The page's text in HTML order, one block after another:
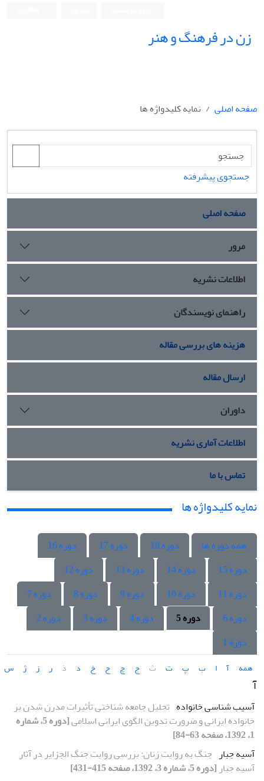
زن در فرهنگ و هنر
صفحه اصلی نمایه کلیدواژه ها
جستجوی پیشرفته
صفحه اصلی
مرور
اطلاعات نشریه
راهنمای نویسندگان
هزینه های بررسی مقاله
ارسال مقاله
داوران
اطلاعات آماری نشریه
تماس با ما
نمایه کلیدواژه ها
همه دوره ها دوره 18 دوره 17
دوره 16
دوره 15
دوره 14 دوره 13
دوره 12
دوره 11
دوره 10 دوره 9 دوره 8
دوره 7
دوره 6
دوره 5 دوره 4 دوره 3
دوره 2
دوره 1
همه آ ا ب پ ت ث ج چ ح خ د ذ ر ز ژ س
آ
آسیب شناسی خانواده تحلیل جامعه شناختی تأثیرات مدرن شدن بر
خانواده ایرانی و ضرورت تدوین الگوی ایرانی اسلامی
[دوره 5، شماره
1، 1392، صفحه 63-84]
آسیه جبار جنگ به روایت زنان: بررسی روایت جنگ الجزایر در آثار
آسیه جبار [دوره 5، شماره 3، 1392، صفحه 415-431]